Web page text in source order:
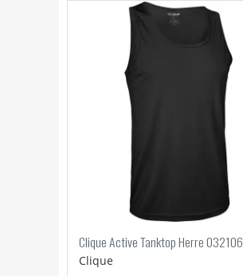
Clique Active Tanktop Herre 032106
Clique